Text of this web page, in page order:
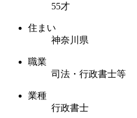
55才
住まい
神奈川県
職業
司法・行政書士等
業種
行政書士